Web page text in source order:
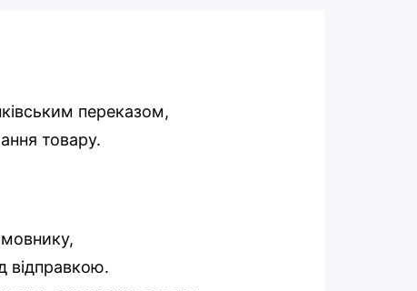
переказом,
товару.
відправкою.